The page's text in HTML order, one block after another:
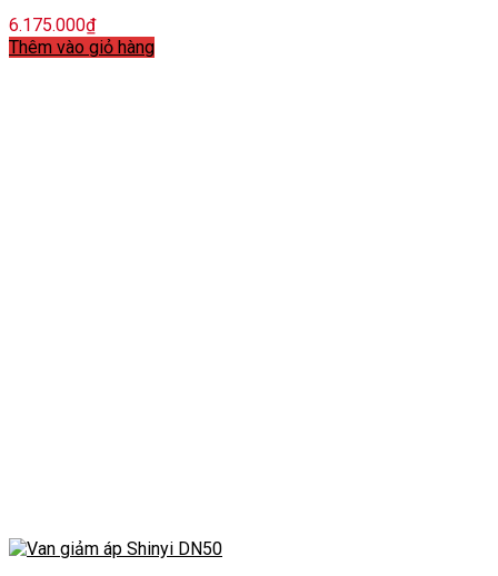
6.175.000₫
Thêm vào giỏ hàng